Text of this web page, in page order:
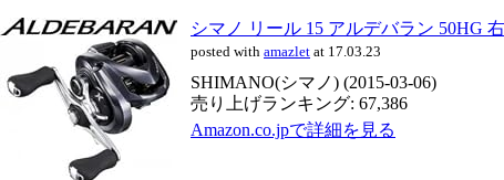
シマノ リール 15 アルデバラン 50HG 右
posted with amazlet at 17.03.23
SHIMANO(シマノ) (2015-03-06)
売り上げランキング: 67,386
Amazon.co.jpで詳細を見る